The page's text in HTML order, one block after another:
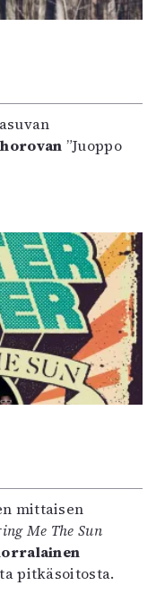
”Juoppo
mittaisen
Me The Sun
pitkäsoitosta.